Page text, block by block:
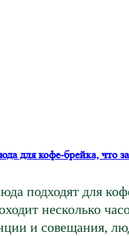
для кофе-брейка, что
подходят для
несколько
и совещания,